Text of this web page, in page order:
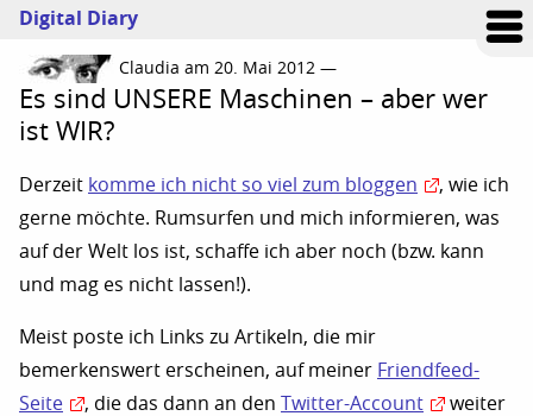
Digital Diary
Claudia am 20. Mai 2012 —
Es sind UNSERE Maschinen – aber wer
ist WIR?
Derzeit komme ich nicht so viel zum bloggen
, wie ich
gerne möchte. Rumsurfen und mich informieren, was
auf der Welt los ist, schaffe ich aber noch (bzw. kann
und mag es nicht lassen!).
Meist poste ich Links zu Artikeln, die mir
bemerkenswert erscheinen, auf meiner Friendfeed-
Seite
, die das dann an den Twitter-Account
weiter